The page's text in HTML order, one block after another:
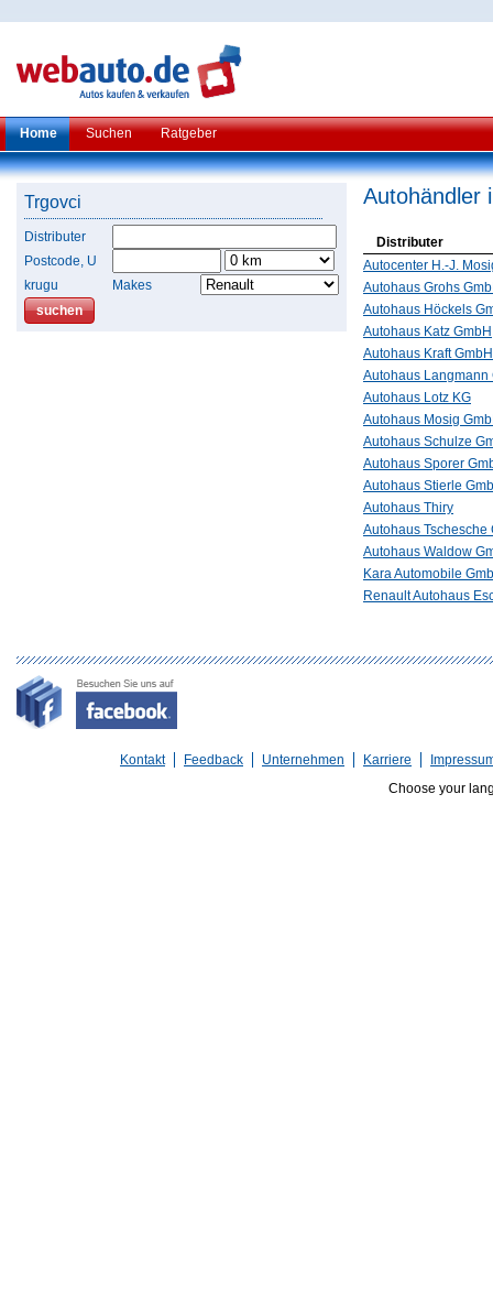
Home Suchen Ratgeber
Trgovci
Distributer
Postcode, U
krugu
Makes
Autohändler
Distributer
Autocenter H.-J.
Autohaus Grohs
Autohaus Höckels
Autohaus Katz GmbH
Autohaus Kraft
Autohaus Langmann
Autohaus Lotz KG
Autohaus Mosig
Autohaus Schulze
Autohaus Sporer
Autohaus Stierle
Autohaus Thiry
Autohaus Tschesche
Autohaus Waldow
Kara Automobile
Renault Autohaus
Kontakt Feedback Unternehmen Karriere
Choose your